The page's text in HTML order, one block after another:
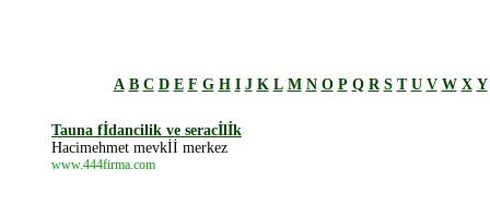
A B C D E F G H I J K L M N O P Q R S T U V W X Y
Tauna fİdancilik ve seracİlİk
Hacimehmet mevkİİ merkez
www.444firma.com